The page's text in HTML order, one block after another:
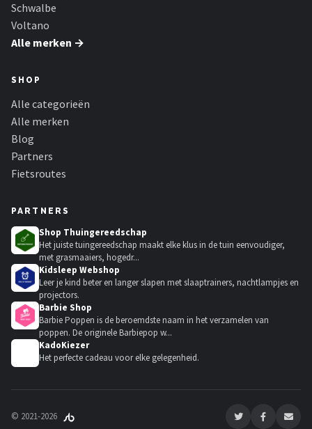
Schwalbe
Voltano
Alle merken →
SHOP
Alle categorieën
Alle merken
Blog
Partners
Fietsroutes
PARTNERS
Shop Thuingereedschap
Het juiste tuingereedschap maakt elke klus in de tuin eenvoudiger,
met grasmaaiers, hogedr...
Kidsleep Webshop
Leer je kind beter en langer slapen met slaaptrainers, nachtlampjes en
projectors.
Barbie Shop
Barbie Poppen is de beroemdste naam in het verzamelen van
poppen. De originele Barbiepop w...
KadoKiezer
Het perfecte cadeau voor elke gelegenheid.
© 2021-2026